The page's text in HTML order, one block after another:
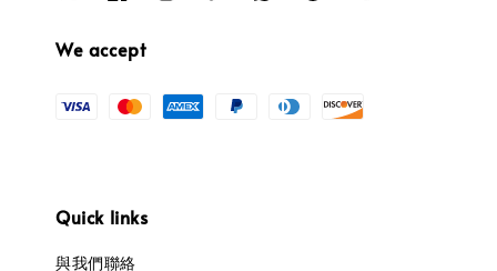
We accept
Quick links
與我們聯絡